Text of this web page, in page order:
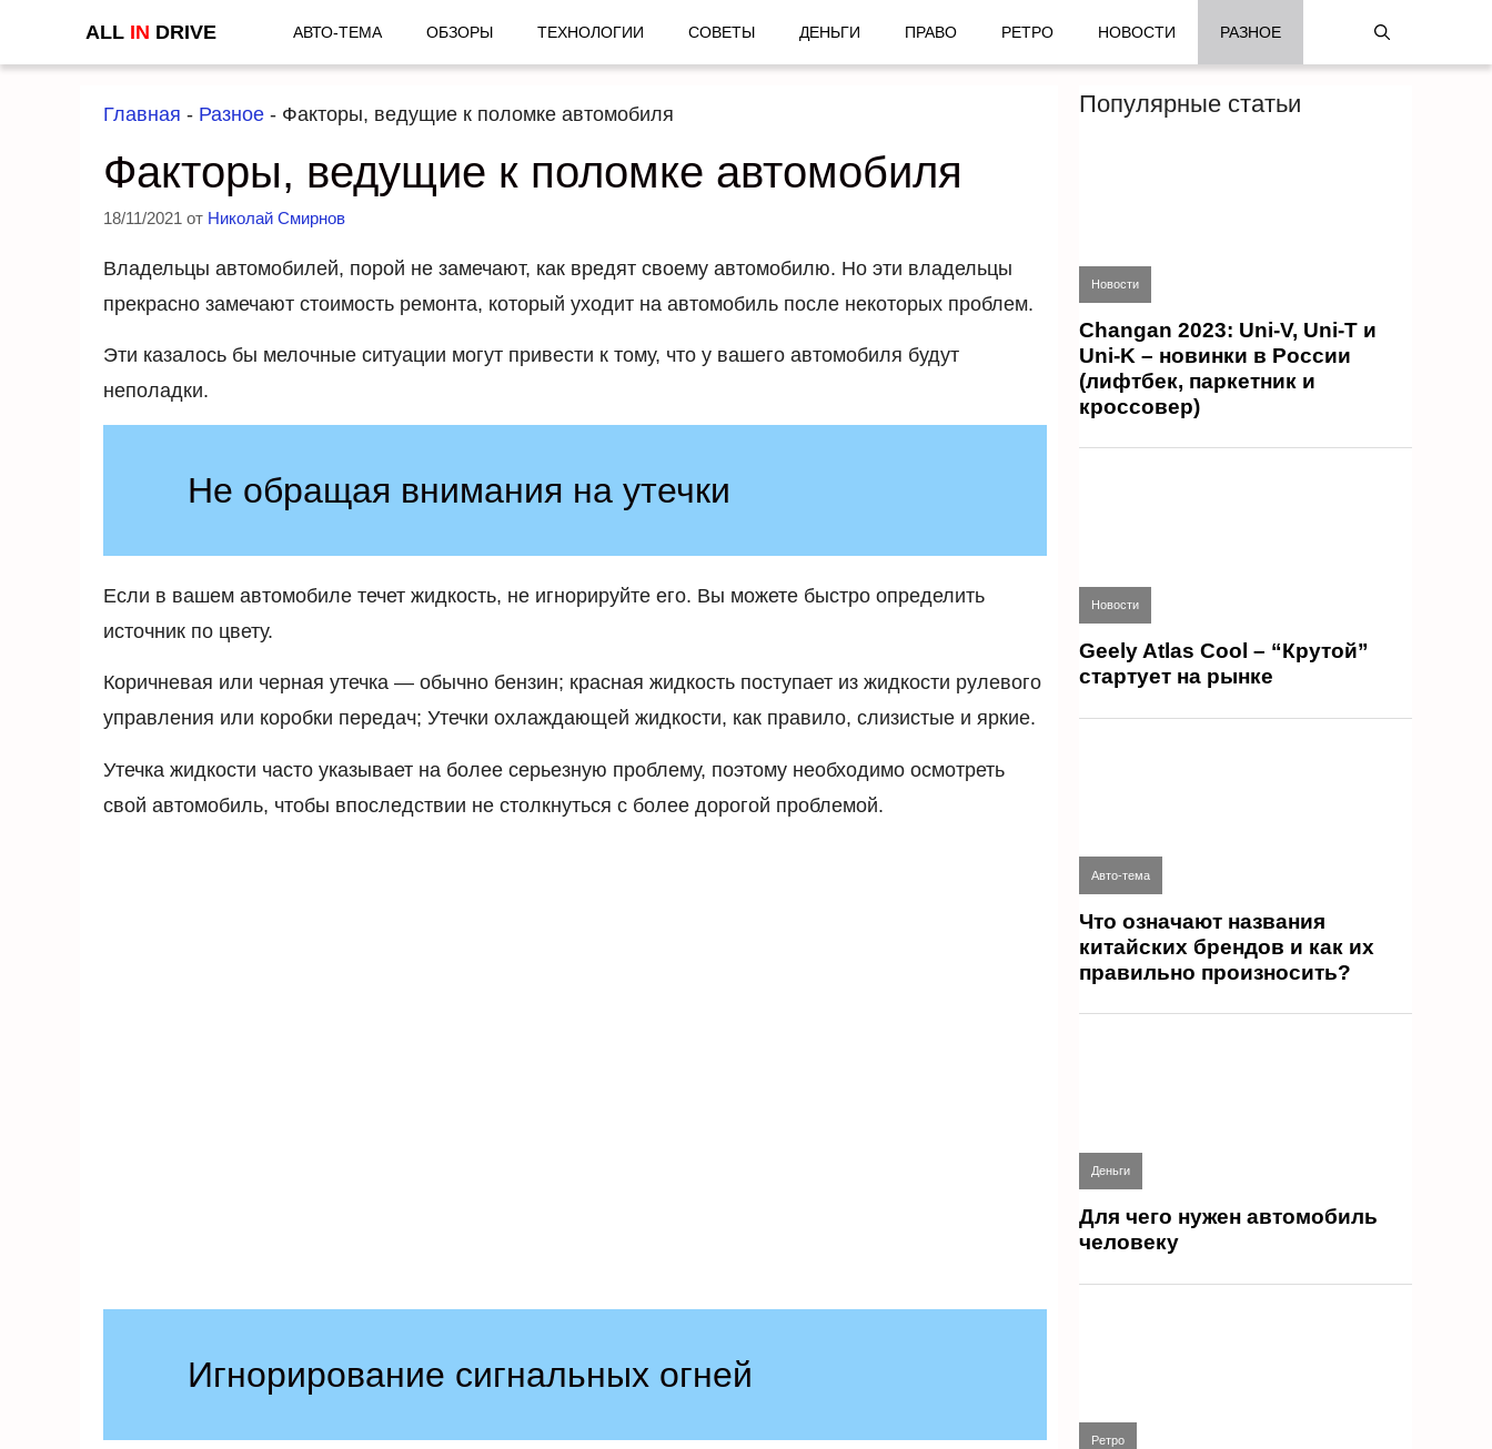
ALL IN DRIVE АВТО-ТЕМА ОБЗОРЫ ТЕХНОЛОГИИ СОВЕТЫ ДЕНЬГИ ПРАВО РЕТРО НОВОСТИ РАЗНОЕ
Главная - Разное - Факторы, ведущие к поломке автомобиля
Факторы, ведущие к поломке автомобиля
18/11/2021 от Николай Смирнов
Владельцы автомобилей, порой не замечают, как вредят своему автомобилю. Но эти владельцы
прекрасно замечают стоимость ремонта, который уходит на автомобиль после некоторых проблем.
Эти казалось бы мелочные ситуации могут привести к тому, что у вашего автомобиля будут
неполадки.
Не обращая внимания на утечки
Если в вашем автомобиле течет жидкость, не игнорируйте его. Вы можете быстро определить
источник по цвету.
Коричневая или черная утечка — обычно бензин; красная жидкость поступает из жидкости рулевого
управления или коробки передач; Утечки охлаждающей жидкости, как правило, слизистые и яркие.
Утечка жидкости часто указывает на более серьезную проблему, поэтому необходимо осмотреть
свой автомобиль, чтобы впоследствии не столкнуться с более дорогой проблемой.
Игнорирование сигнальных огней
Популярные статьи
Новости
Changan 2023: Uni-V, Uni-T и
Uni-K – новинки в России
(лифтбек, паркетник и
кроссовер)
Новости
Geely Atlas Cool – “Крутой”
стартует на рынке
Авто-тема
Что означают названия
китайских брендов и как их
правильно произносить?
Деньги
Для чего нужен автомобиль
человеку
Ретро